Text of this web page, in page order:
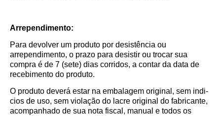
Arrependimento:
Para devolver um produto por desistência ou
arrependimento, o prazo para desistir ou trocar sua
compra é de 7 (sete) dias corridos, a contar da data de
recebimento do produto.
O produto deverá estar na embalagem original, sem indi­
cios de uso, sem violação do lacre original do fabricante,
acompanhado de sua nota fiscal, manual e todos os